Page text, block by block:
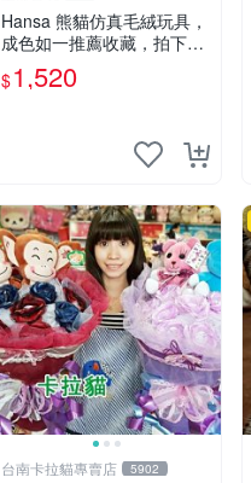
Hansa 熊貓仿真毛絨玩具，
成色如一推薦收藏，拍下無
疑心 熊貓 毛絨玩具 收藏
$1,520
台南卡拉貓專賣店 5902